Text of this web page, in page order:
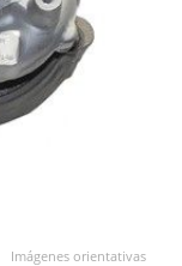
Imágenes orientativas